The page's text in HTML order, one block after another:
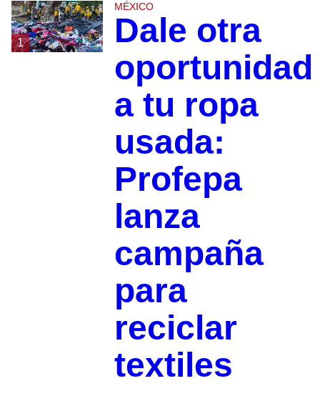
1
MÉXICO
Dale otra
oportunidad
a tu ropa
usada:
Profepa
lanza
campaña
para
reciclar
textiles